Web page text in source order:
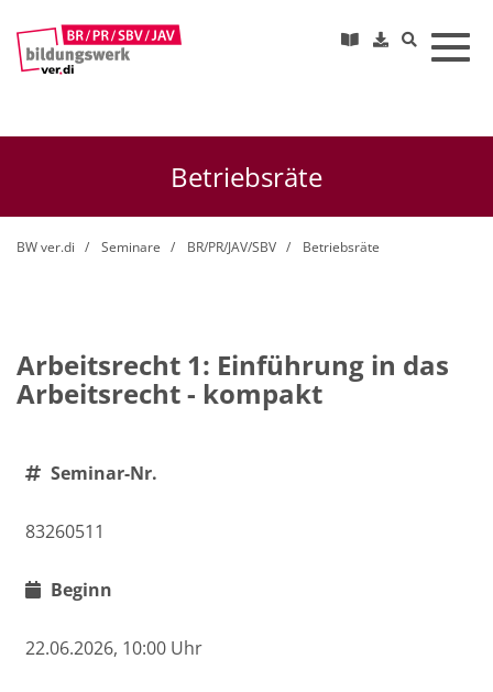
Betriebsräte
BW ver.di Seminare BR/PR/JAV/SBV Betriebsräte
Arbeitsrecht 1: Einführung in das
Arbeitsrecht - kompakt
Seminar-Nr.
83260511
Beginn
22.06.2026, 10:00 Uhr